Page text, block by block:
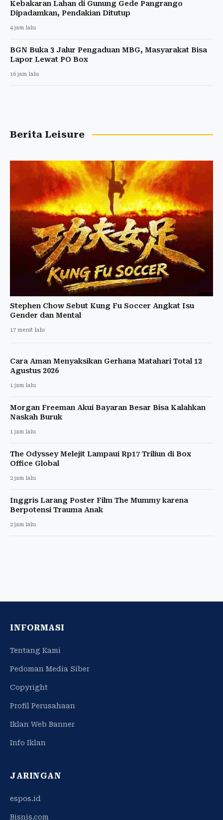
Kebakaran Lahan di Gunung Gede Pangrango
Dipadamkan, Pendakian Ditutup
4 jam lalu
BGN Buka 3 Jalur Pengaduan MBG, Masyarakat Bisa
Lapor Lewat PO Box
16 jam lalu
Berita Leisure
Stephen Chow Sebut Kung Fu Soccer Angkat Isu
Gender dan Mental
17 menit lalu
Cara Aman Menyaksikan Gerhana Matahari Total 12
Agustus 2026
1 jam lalu
Morgan Freeman Akui Bayaran Besar Bisa Kalahkan
Naskah Buruk
1 jam lalu
The Odyssey Melejit Lampaui Rp17 Triliun di Box
Office Global
2 jam lalu
Inggris Larang Poster Film The Mummy karena
Berpotensi Trauma Anak
2 jam lalu
INFORMASI
Tentang Kami
Pedoman Media Siber
Copyright
Profil Perusahaan
Iklan Web Banner
Info Iklan
JARINGAN
espos.id
Bisnis.com